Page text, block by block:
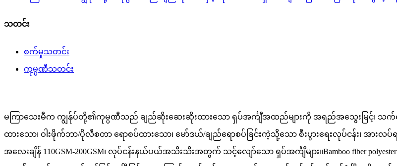
သတင်း
စက်မှုသတင်း
ကုမ္ပဏီသတင်း
မကြာသေးမီက ကျွန်ုပ်တို့၏ကုမ္ပဏီသည် ချည်ဆိုးဆေးဆိုးထားသော ရှပ်အင်္ကျီအထည်များကို အရည်အသွေးမြင့်၊ သက်တော
ထားသော၊ ဝါးဖိုက်ဘာ/ပိုလီစတာ ရောစပ်ထားသော၊ မော်ဒယ်/ချည်ရောစပ်ခြင်းကဲ့သို့သော စီးပွားရေးလုပ်ငန်း၊ အားလ
အလေးချိန် 110GSM-200GSM၊ လုပ်ငန်းနယ်ပယ်အသီးသီးအတွက် သင့်လျော်သော ရှပ်အင်္ကျီများ။Bamboo fiber